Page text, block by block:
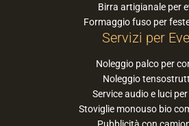
Birra artigianale per
Formaggio fuso per
Servizi per
Noleggio palco per
Noleggio
Service audio e luci
Stoviglie monouso bio